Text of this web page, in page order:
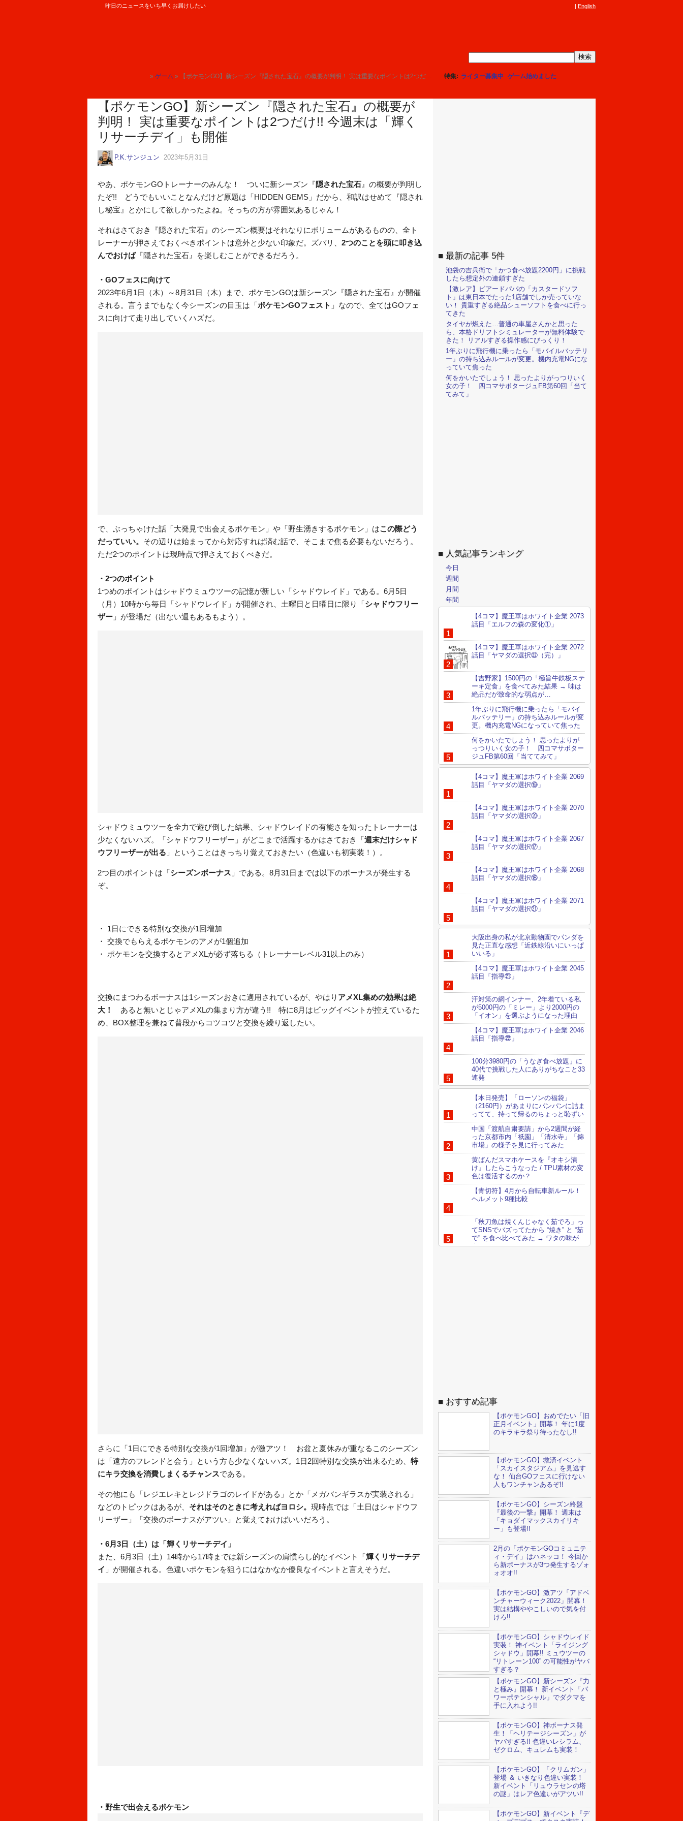
昨日のニュースをいち早くお届けしたい English
トップ
» ゲーム » 【ポケモンGO】新シーズン『隠された宝石』の概要が判明！ 実は重要なポイントは2つだけ!! 今週末は「輝くリサーチデイ」も開催 特集 ライター募集中 ゲーム始めました
【ポケモンGO】新シーズン『隠された宝石』の概要が
判明！ 実は重要なポイントは2つだけ!! 今週末は「輝く
リサーチデイ」も開催
P.K.サンジュン 2023年5月31日
やあ、ポケモンGOトレーナーのみんな！ ついに新シーズン『隠された宝石 』の概要が判明し
たぞ!! どうでもいいことなんだけど原題は「HIDDEN GEMS」だから、和訳はせめて『隠され
し秘宝』とかにして欲しかったよね。そっちの方が雰囲気あるじゃん！
それはさておき『隠された宝石』のシーズン概要はそれなりにボリュームがあるものの、全ト
レーナーが押さえておくべきポイントは意外と少ない印象だ。ズバリ、 2つのことを頭に叩き込
んでおけば『隠された宝石』を楽しむことができるだろう。
・GOフェスに向けて
2023年6月1日（木）～8月31日（木）まで、ポケモンGOは新シーズン『隠された宝石』が開催
される。言うまでもなく今シーズンの目玉は「ポケモンGOフェスト 」なので、全てはGOフェ
スに向けて走り出していくハズだ。
で、ぶっちゃけた話「大発見で出会えるポケモン」や「野生湧きするポケモン」はこの際どう
だっていい。 その辺りは始まってから対応すれば済む話で、そこまで焦る必要もないだろう。
ただ2つのポイントは現時点で押さえておくべきだ。
・2つのポイント
1つめのポイントはシャドウミュウツーの記憶が新しい「シャドウレイド」である。6月5日
（月）10時から毎日「シャドウレイド」が開催され、土曜日と日曜日に限り「シャドウフリー
ザー 」が登場だ（出ない週もあるもよう）。
シャドウミュウツーを全力で遊び倒した結果、シャドウレイドの有能さを知ったトレーナーは
少なくないハズ。「シャドウフリーザー」がどこまで活躍するかはさておき「週末だけシャド
ウフリーザーが出る 」ということはきっちり覚えておきたい（色違いも初実装！）。
2つ目のポイントは「シーズンボーナス 」である。8月31日までは以下のボーナスが発生する
ぞ。
・ 1日にできる特別な交換が1回増加
・ 交換でもらえるポケモンのアメが1個追加
・ ポケモンを交換するとアメXLが必ず落ちる（トレーナーレベル31以上のみ）
交換にまつわるボーナスは1シーズンおきに適用されているが、やはり アメXL集めの効果は絶
大！
あると無いとじゃアメXLの集まり方が違う!! 特に8月はビッグイベントが控えているた
め、BOX整理を兼ねて普段からコツコツと交換を繰り返したい。
さらに「1日にできる特別な交換が1回増加」が激アツ！ お盆と夏休みが重なるこのシーズン
は「遠方のフレンドと会う」という方も少なくないハズ。1日2回特別な交換が出来るため、 特
にキラ交換を消費しまくるチャンスである。
その他にも「レジエレキとレジドラゴのレイドがある」とか「メガバンギラスが実装される」
などのトピックはあるが、 それはそのときに考えればヨロシ。 現時点では「土日はシャドウフ
リーザー」「交換のボーナスがアツい」と覚えておけばいいだろう。
・6月3日（土）は「輝くリサーチデイ」
また、6月3日（土）14時から17時までは新シーズンの肩慣らし的なイベント「輝くリサーチデ
イ 」が開催される。色違いポケモンを狙うにはなかなか優良なイベントと言えそうだ。
・野生で出会えるポケモン
最新の記事 5件
池袋の吉兵衛で「かつ食べ放題2200円」に挑戦
したら想定外の連鎖すぎた
【激レア】ビアードパパの「カスタードソフ
ト」は東日本でたった1店舗でしか売っていな
い！ 貴重すぎる絶品シューソフトを食べに行っ
てきた
タイヤが燃えた…普通の車屋さんかと思った
ら、本格ドリフトシミュレーターが無料体験で
きた！ リアルすぎる操作感にびっくり！
1年ぶりに飛行機に乗ったら「モバイルバッテリ
ー」の持ち込みルールが変更。機内充電NGにな
っていて焦った
何をかいたでしょう！ 思ったよりがっつりいく
女の子！ 四コマサボタージュFB第60回「当て
てみて」
人気記事ランキング
今日
週間
月間
年間
【4コマ】魔王軍はホワイト企業 2073
話目「エルフの森の変化①」
【4コマ】魔王軍はホワイト企業 2072
話目「ヤマダの選択㉒（完）」
【吉野家】1500円の「極旨牛鉄板ステ
ーキ定食」を食べてみた結果 → 味は
絶品だが致命的な弱点が…
1年ぶりに飛行機に乗ったら「モバイ
ルバッテリー」の持ち込みルールが変
更。機内充電NGになっていて焦った
何をかいたでしょう！ 思ったよりが
っつりいく女の子！ 四コマサボター
ジュFB第60回「当ててみて」
【4コマ】魔王軍はホワイト企業 2069
話目「ヤマダの選択⑲」
【4コマ】魔王軍はホワイト企業 2070
話目「ヤマダの選択⑳」
【4コマ】魔王軍はホワイト企業 2067
話目「ヤマダの選択⑰」
【4コマ】魔王軍はホワイト企業 2068
話目「ヤマダの選択⑱」
【4コマ】魔王軍はホワイト企業 2071
話目「ヤマダの選択㉑」
大阪出身の私が北京動物園でパンダを
見た正直な感想「近鉄線沿いにいっぱ
いいる」
【4コマ】魔王軍はホワイト企業 2045
話目「指導㉑」
汗対策の網インナー、2年着ている私
が5000円の「ミレー」より2000円の
「イオン」を選ぶようになった理由
【4コマ】魔王軍はホワイト企業 2046
話目「指導㉒」
100分3980円の「うなぎ食べ放題」に
40代で挑戦した人にありがちなこと33
連発
【本日発売】「ローソンの福袋」
（2160円）があまりにパンパンに詰ま
ってて、持って帰るのちょっと恥ずい
中国「渡航自粛要請」から2週間が経
った京都市内「祇園」「清水寺」「錦
市場」の様子を見に行ってみた
黄ばんだスマホケースを『オキシ漬
け』したらこうなった / TPU素材の変
色は復活するのか？
【青切符】4月から自転車新ルール！
ヘルメット9種比較
「秋刀魚は焼くんじゃなく茹でろ」っ
てSNSでバズってたから “焼き” と “茹
で” を食べ比べてみた → ワタの味が
変わってる！
おすすめ記事
【ポケモンGO】おめでたい「旧
正月イベント」開幕！ 年に1度
のキラキラ祭り待ったなし!!
【ポケモンGO】救済イベント
「スカイスタジアム」を見逃す
な！ 仙台GOフェスに行けない
人もワンチャンあるぞ!!
【ポケモンGO】シーズン終盤
『最後の一撃』開幕！ 週末は
「キョダイマックスカイリキ
ー」も登場!!
2月の「ポケモンGOコミュニテ
ィ・デイ」はハネッコ！ 今回か
ら新ボーナスが3つ発生するゾォ
ォオオ!!
【ポケモンGO】激アツ「アドベ
ンチャーウィーク2022」開幕！
実は結構ややこしいので気を付
けろ!!
【ポケモンGO】シャドウレイド
実装！ 神イベント「ライジング
シャドウ」開幕!! ミュウツーの
“リトレーン100” の可能性がヤバ
すぎる？
【ポケモンGO】新シーズン『力
と極み』開幕！ 新イベント「パ
ワーポテンシャル」でダクマを
手に入れよう!!
【ポケモンGO】神ボーナス発
生！「ヘリテージシーズン」が
ヤバすぎる!! 色違いレシラム、
ゼクロム、キュレムも実装！
【ポケモンGO】「クリムガン」
登場 ＆ いきなり色違い実装！
新イベント「リュウラセンの塔
の謎」はレア色違いがアツい!!
【ポケモンGO】新イベント『デ